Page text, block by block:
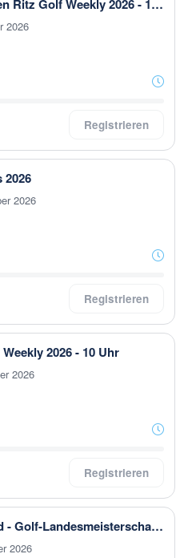
Abschluss Reifen Ritz Golf Weekly 2026 - 10 Uhr
2026
Registrieren
2026
2026
Registrieren
2026 - 10 Uhr
2026
Registrieren
PSV Burgenland - Golf-Landesmeisterschaften 2026
2026